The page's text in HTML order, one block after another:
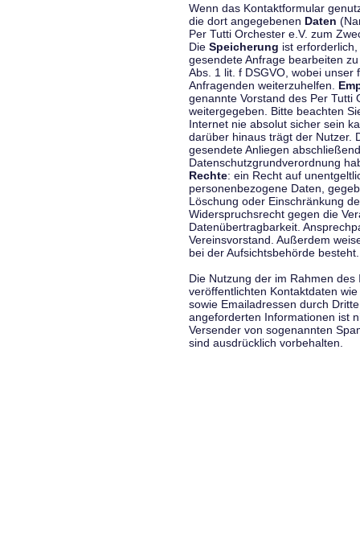
Wenn das Kontaktformular
die dort angegebenen Daten
Per Tutti Orchester e.V. zum
Die Speicherung ist
gesendete Anfrage bearbeiten
Abs. 1 lit. f DSGVO, wobei
Anfragenden weiterzuhelfen.
genannte Vorstand des Per Tutti
weitergegeben. Bitte beachten
Internet nie absolut sicher sein
darüber hinaus trägt der Nutzer.
gesendete Anliegen
Datenschutzgrundverordnung
Rechte: ein Recht auf
personenbezogene Daten,
Löschung oder Einschränkung
Widerspruchsrecht gegen die
Datenübertragbarkeit.
Vereinsvorstand. Außerdem
bei der Aufsichtsbehörde besteht.
Die Nutzung der im Rahmen
veröffentlichten Kontaktdaten
sowie Emailadressen durch
angeforderten Informationen ist
Versender von sogenannten
sind ausdrücklich vorbehalten.